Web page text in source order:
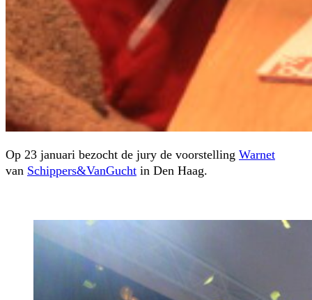
Op 23 januari bezocht de jury de voorstelling Warnet
van Schippers&VanGucht in Den Haag.